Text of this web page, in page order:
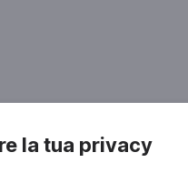
la tua privacy